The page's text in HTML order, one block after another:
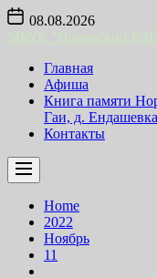
Skip
content
08.08.2026
Главная
Афиша
Книга памяти
Гаи, д.
Контакты
Home
2022
Ноябрь
11